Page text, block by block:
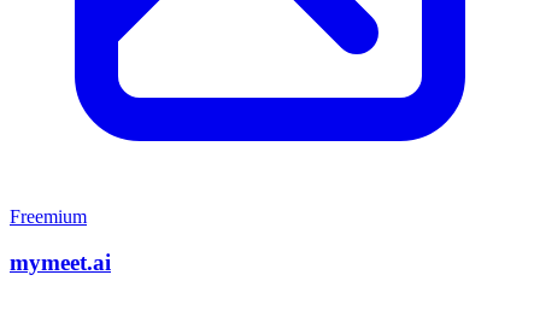
Freemium
mymeet.ai